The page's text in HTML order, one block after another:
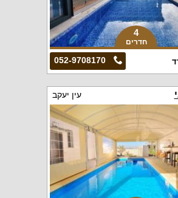
4
חדרים
052-9708170
עין יעקב